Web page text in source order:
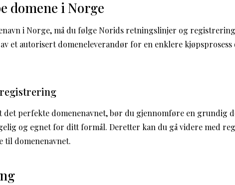
domene i Norge
i Norge, må du følge Norids retningslinjer og
et autorisert domeneleverandør for en enklere
perfekte domenenavnet, bør du gjennomføre en grundig
og egnet for ditt formål. Deretter kan du gå videre med
til domenenavnet.